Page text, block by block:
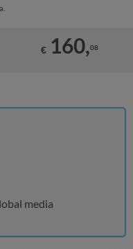
€ 160,08
media